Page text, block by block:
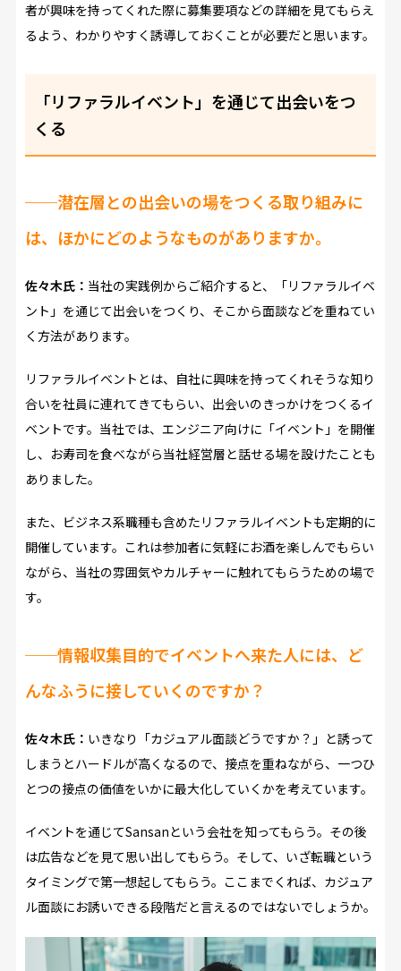
者が興味を持ってくれた際に募集要項などの詳細を見てもらえ
るよう、わかりやすく誘導しておくことが必要だと思います。
「リファラルイベント」を通じて出会いをつ
くる
──潜在層との出会いの場をつくる取り組みに
は、ほかにどのようなものがありますか。
佐々木氏： 当社の実践例からご紹介すると、「リファラルイベ
ント」を通じて出会いをつくり、そこから面談などを重ねてい
く方法があります。
リファラルイベントとは、自社に興味を持ってくれそうな知り
合いを社員に連れてきてもらい、出会いのきっかけをつくるイ
ベントです。当社では、エンジニア向けに「イベント」を開催
し、お寿司を食べながら当社経営層と話せる場を設けたことも
ありました。
また、ビジネス系職種も含めたリファラルイベントも定期的に
開催しています。これは参加者に気軽にお酒を楽しんでもらい
ながら、当社の雰囲気やカルチャーに触れてもらうための場で
す。
──情報収集目的でイベントへ来た人には、ど
んなふうに接していくのですか？
佐々木氏： いきなり「カジュアル面談どうですか？」と誘って
しまうとハードルが高くなるので、接点を重ねながら、一つひ
とつの接点の価値をいかに最大化していくかを考えています。
イベントを通じてSansanという会社を知ってもらう。その後
は広告などを見て思い出してもらう。そして、いざ転職という
タイミングで第一想起してもらう。ここまでくれば、カジュア
ル面談にお誘いできる段階だと言えるのではないでしょうか。